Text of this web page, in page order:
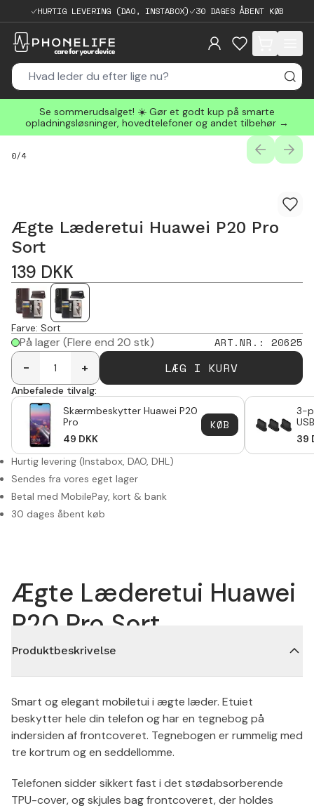
HURTIG LEVERING (DAO, INSTABOX) 30 DAGES ÅBENT KØB
items in cart,
Se sommerudsalget! ☀️ Gør et godt kup på smarte
opladningsløsninger, hovedtelefoner og andet tilbehør →
0/4
Ægte Læderetui Huawei P20 Pro
Sort
139 DKK
Farve: Sort
På lager(Flere end 20 stk) ART.NR. : 20625
-
+ LÆG I KURV
Anbefalede tilvalg:
Skærmbeskytter Huawei P20
Pro
49 DKK
KØB
3-
39
Hurtig levering (Instabox, DAO, DHL)
Sendes fra vores eget lager
Betal med MobilePay, kort & bank
30 dages åbent køb
Ægte Læderetui Huawei
P20 Pro Sort
Produktbeskrivelse
Smart og elegant mobiletui i ægte læder. Etuiet
beskytter hele din telefon og har en tegnebog på
indersiden af frontcoveret. Tegnebogen er rummelig med
tre kortrum og en seddellomme.
Telefonen sidder sikkert fast i det stødabsorberende
TPU-cover, og skjules bag frontcoveret, der holdes